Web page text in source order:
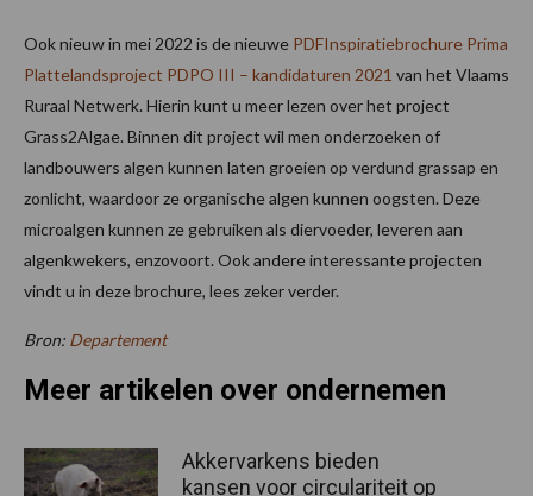
Ook nieuw in mei 2022 is de nieuwe PDFInspiratiebrochure Prima
Plattelandsproject PDPO III – kandidaturen 2021 van het Vlaams
Ruraal Netwerk. Hierin kunt u meer lezen over het project
Grass2Algae. Binnen dit project wil men onderzoeken of
landbouwers algen kunnen laten groeien op verdund grassap en
zonlicht, waardoor ze organische algen kunnen oogsten. Deze
microalgen kunnen ze gebruiken als diervoeder, leveren aan
algenkwekers, enzovoort. Ook andere interessante projecten
vindt u in deze brochure, lees zeker verder.
Bron: Departement
Meer artikelen over ondernemen
Akkervarkens bieden
kansen voor circulariteit op